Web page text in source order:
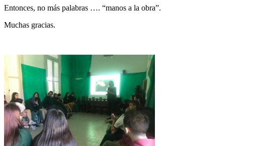
Entonces, no más palabras …. “manos a la obra”.
Muchas gracias.